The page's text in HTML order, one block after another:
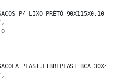
P/ LIXO PRÉTÓ 90X115X0,10 -
PLAST.LIBREPLAST BCA